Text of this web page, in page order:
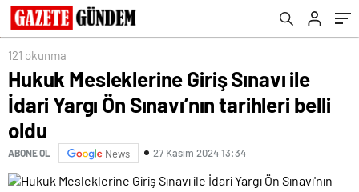
121 okunma
Hukuk Mesleklerine Giriş Sınavı ile
İdari Yargı Ön Sınavı’nın tarihleri belli
oldu
ABONE OL News 27 Kasım 2024 13:34